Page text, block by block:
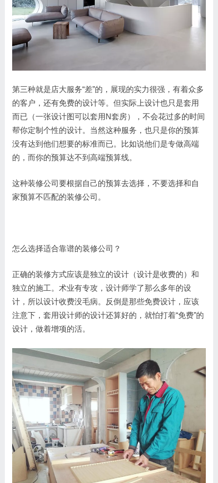
第三种就是店大服务“差”的，展现的实力很强，有着众多
的客户，还有免费的设计等。但实际上设计也只是套用
而已（一张设计图可以套用N套房），不会花过多的时间
帮你定制个性的设计。当然这种服务，也只是你的预算
没有达到他们想要的标准而已。比如说他们是专做高端
的，而你的预算达不到高端预算线。
这种装修公司要根据自己的预算去选择，不要选择和自
家预算不匹配的装修公司。
怎么选择适合靠谱的装修公司？
正确的装修方式应该是独立的设计（设计是收费的）和
独立的施工。术业有专攻，设计师学了那么多年的设
计，所以设计收费没毛病。反倒是那些免费设计，应该
注意下，套用设计师的设计还算好的，就怕打着“免费”的
设计，做着增项的活。